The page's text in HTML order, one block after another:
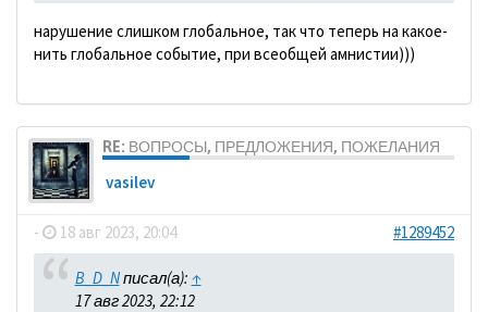
нарушение слишком глобальное, так что теперь на какое-
нить глобальное событие, при всеобщей амнистии)))
RE: ВОПРОСЫ, ПРЕДЛОЖЕНИЯ, ПОЖЕЛАНИЯ
vasilev
- 18 авг 2023, 20:04 #1289452
B_D_Nписал(а): ↑
17 авг 2023, 22:12